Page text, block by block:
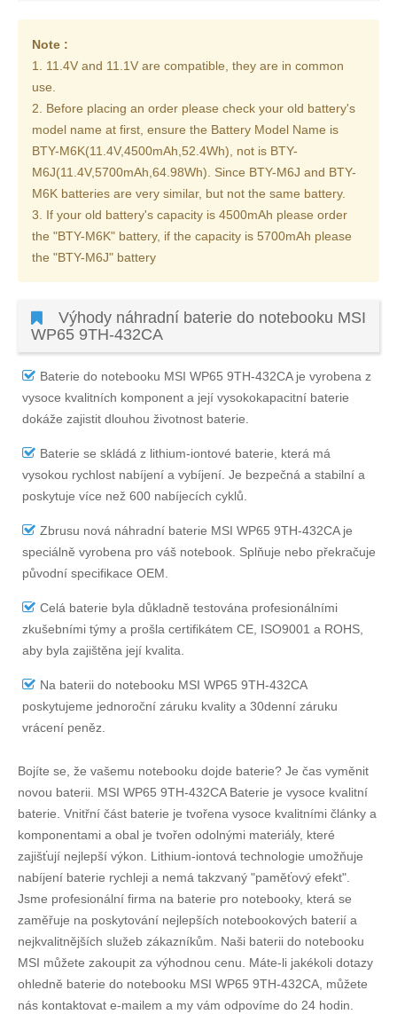
Note :
1. 11.4V and 11.1V are compatible, they are in common
use.
2. Before placing an order please check your old battery's
model name at first, ensure the Battery Model Name is
BTY-M6K(11.4V,4500mAh,52.4Wh), not is BTY-
M6J(11.4V,5700mAh,64.98Wh). Since BTY-M6J and BTY-
M6K batteries are very similar, but not the same battery.
3. If your old battery's capacity is 4500mAh please order
the "BTY-M6K" battery, if the capacity is 5700mAh please
the "BTY-M6J" battery
Výhody náhradní baterie do notebooku MSI
WP65 9TH-432CA
Baterie do notebooku MSI WP65 9TH-432CAje vyrobena z
vysoce kvalitních komponent a její vysokokapacitní baterie
dokáže zajistit dlouhou životnost baterie.
Baterie se skládá z lithium-iontové baterie, která má
vysokou rychlost nabíjení a vybíjení. Je bezpečná a stabilní a
poskytuje více než 600 nabíjecích cyklů.
Zbrusu nová náhradní baterie MSI WP65 9TH-432CAje
speciálně vyrobena pro váš notebook. Splňuje nebo překračuje
původní specifikace OEM.
Celá baterie byla důkladně testována profesionálními
zkušebními týmy a prošla certifikátem CE, ISO9001 a ROHS,
aby byla zajištěna její kvalita.
Na baterii do notebooku MSI WP65 9TH-432CA
poskytujeme jednoroční záruku kvality a 30denní záruku
vrácení peněz.
Bojíte se, že vašemu notebooku dojde baterie? Je čas vyměnit
novou baterii. MSI WP65 9TH-432CA Baterie je vysoce kvalitní
baterie. Vnitřní část baterie je tvořena vysoce kvalitními články a
komponentami a obal je tvořen odolnými materiály, které
zajišťují nejlepší výkon. Lithium-iontová technologie umožňuje
nabíjení baterie rychleji a nemá takzvaný "paměťový efekt".
Jsme profesionální firma na baterie pro notebooky, která se
zaměřuje na poskytování nejlepších notebookových baterií a
nejkvalitnějších služeb zákazníkům. Naši baterii do notebooku
MSI můžete zakoupit za výhodnou cenu. Máte-li jakékoli dotazy
ohledně baterie do notebooku MSI WP65 9TH-432CA, můžete
nás kontaktovat e-mailem a my vám odpovíme do 24 hodin.